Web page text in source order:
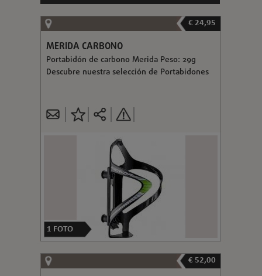
€ 24,95
MERIDA CARBONO
Portabidón de carbono Merida Peso: 29g
Descubre nuestra selección de Portabidones
1 FOTO
€ 52,00